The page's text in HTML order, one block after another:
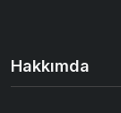
Hakkımda